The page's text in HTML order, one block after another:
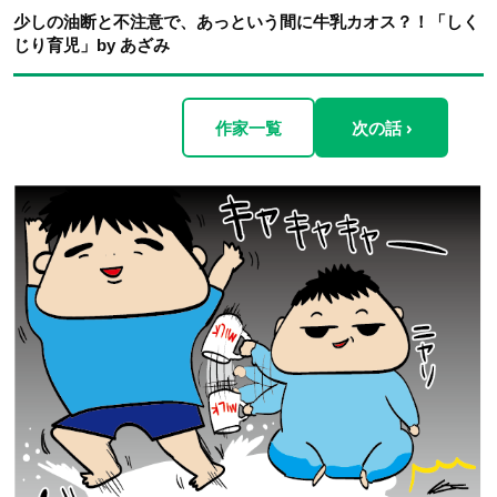
少しの油断と不注意で、あっという間に牛乳カオス？！「しく
じり育児」by あざみ
作家一覧 次の話 ›